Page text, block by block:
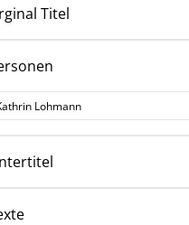
Titel